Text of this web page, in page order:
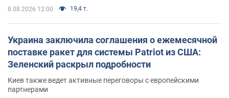
8.08.2026 12:00 19,4 т.
Украина заключила соглашения о ежемесячной
поставке ракет для системы Patriot из США:
Зеленский раскрыл подробности
Киев также ведет активные переговоры с европейскими
партнерами